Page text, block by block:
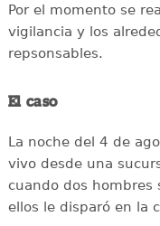
Por el momento se
vigilancia y los
repsonsables.
El caso
La noche del 4 de
vivo desde una
cuando dos hombres
ellos le disparó en la